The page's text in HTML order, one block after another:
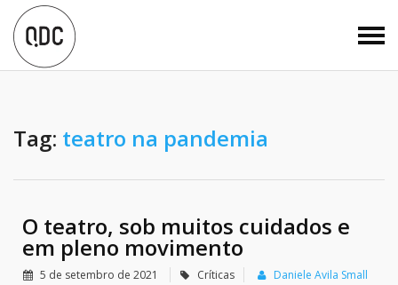
Tag: teatro na pandemia
O teatro, sob muitos cuidados e
em pleno movimento
5 de setembro de 2021 Críticas Daniele Avila Small